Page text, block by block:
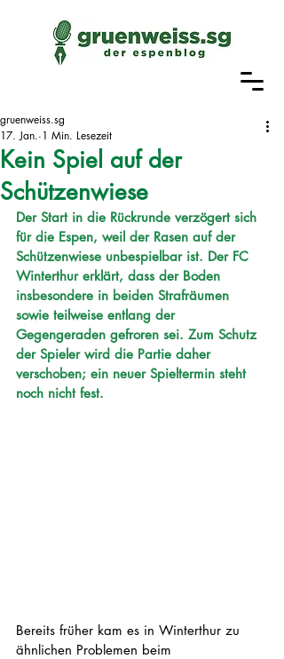
Kein Spiel auf der
Schützenwiese
gruenweiss.sg
17. Jan. 1 Min. Lesezeit
Der Start in die Rückrunde verzögert sich
für die Espen, weil der Rasen auf der
Schützenwiese unbespielbar ist. Der FC
Winterthur erklärt, dass der Boden
insbesondere in beiden Strafräumen
sowie teilweise entlang der
Gegengeraden gefroren sei. Zum Schutz
der Spieler wird die Partie daher
verschoben; ein neuer Spieltermin steht
noch nicht fest.
Bereits früher kam es in Winterthur zu
ähnlichen Problemen beim